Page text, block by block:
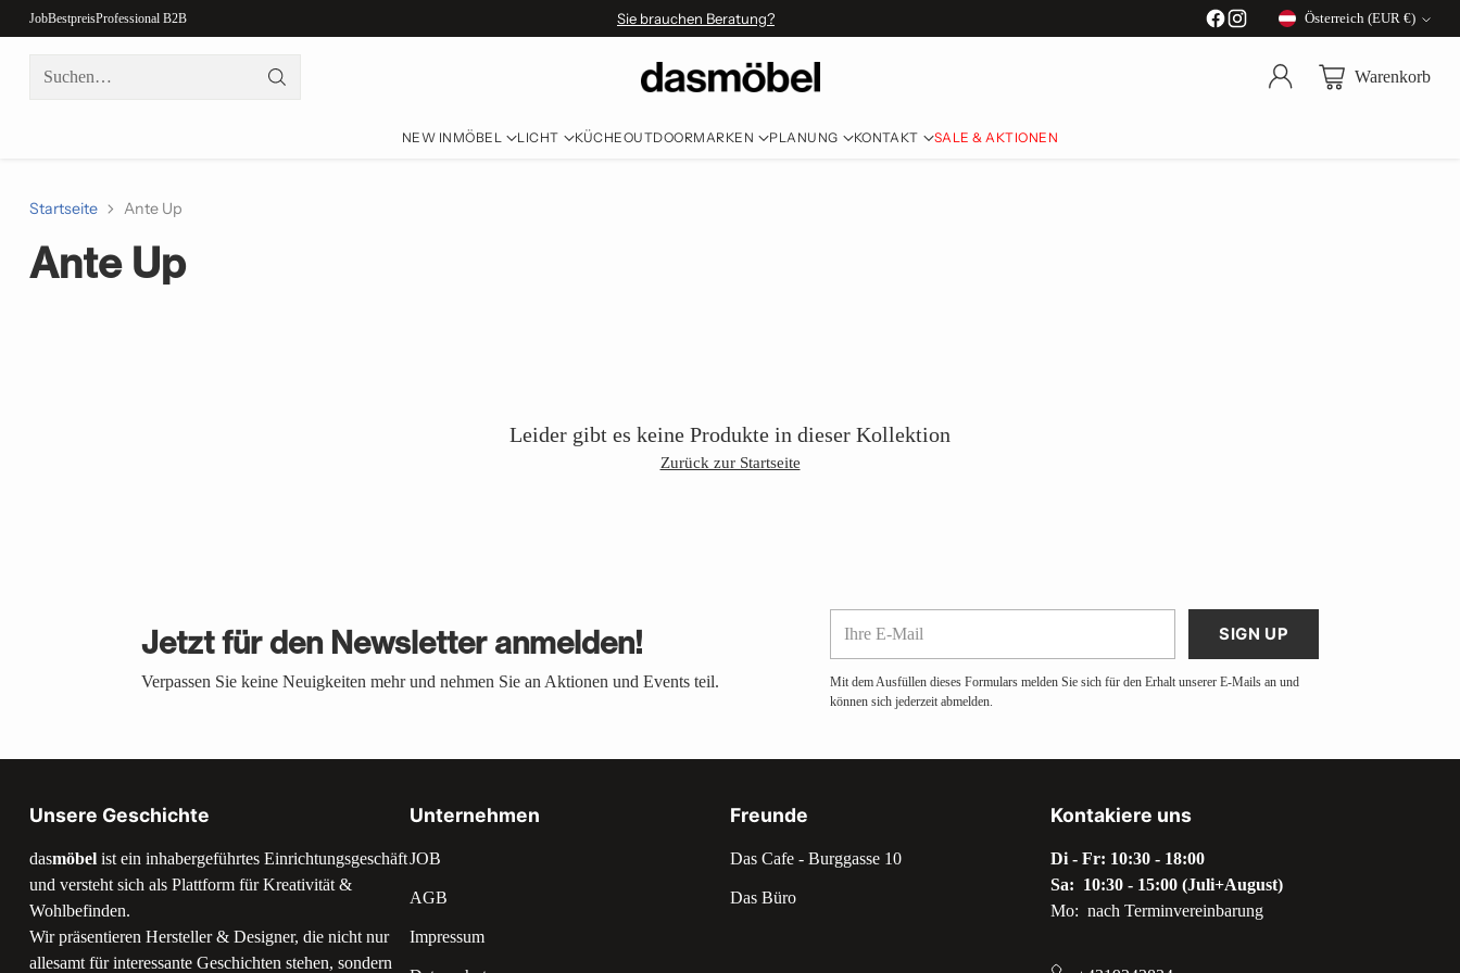
JobBestpreisProfessional B2B Sie brauchen Beratung?
Währung
Österreich (EUR €)
Suchen… Warenkorb
NEW IN MÖBEL LICHT KÜCHEOUTDOORMARKEN PLANUNG KONTAKT SALE & AKTIONEN
Startseite Ante Up
Ante Up
Leider gibt es keine Produkte in dieser Kollektion
Zurück zur Startseite
Jetzt für den Newsletter anmelden!
Verpassen Sie keine Neuigkeiten mehr und nehmen Sie an Aktionen und Events teil.
Mail
SIGN UP
Mit dem Ausfüllen dieses Formulars melden Sie sich für den Erhalt unserer E-Mails an und
können sich jederzeit abmelden.
Unsere Geschichte
dasmöbel ist ein inhabergeführtes Einrichtungsgeschäft
und versteht sich als Plattform für Kreativität &
Wohlbefinden.
Wir präsentieren Hersteller & Designer, die nicht nur
allesamt für interessante Geschichten stehen, sondern
Unternehmen
JOB
AGB
Impressum
Freunde
Das Cafe - Burggasse 10
Das Büro
Kontakiere uns
Di - Fr: 10:30 - 18:00
Sa: 10:30 - 15:00 (Juli+August)
Mo: nach Terminvereinbarung